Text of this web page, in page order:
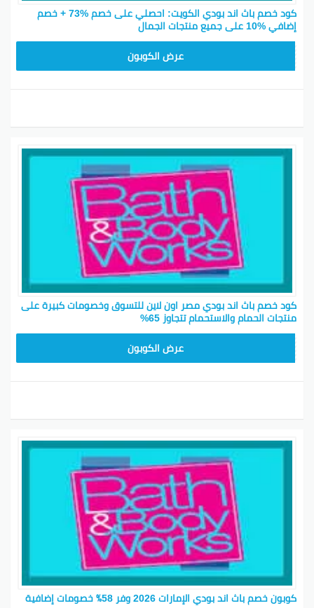
كود خصم باث اند بودي الكويت: احصلي على خصم %73 + خصم
إضافي %10 على جميع منتجات الجمال
عرض الكوبون
كود خصم باث اند بودي مصر اون لاين للتسوق وخصومات كبيرة على
منتجات الحمام والاستحمام تتجاوز 65%
عرض الكوبون
كوبون خصم باث اند بودي الإمارات 2026 وفر 58٪ خصومات إضافية